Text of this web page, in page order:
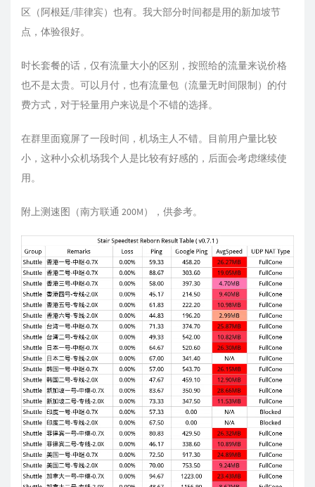
区（阿根廷/菲律宾）也有。我大部分时间都是用的新加坡节
点，体验很好。
时长套餐的话，仅有流量大小的区别，按照给的流量来说价格
也不是太贵。可以月付，也有流量包（流量无时间限制）的付
费方式，对于轻量用户来说是个不错的选择。
在群里面窥屏了一段时间，机场主人不错。目前用户量比较
小，这种小众机场我个人是比较有好感的，后面会考虑继续使
用。
附上测速图（南方联通 200M），供参考。